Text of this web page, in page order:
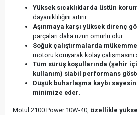
Yüksek sıcaklıklarda üstün
dayanıklılığını artırır.
Aşınmaya karşı yüksek direnç
parçaları daha uzun ömürlü olur.
Soğuk çalıştırmalarda
motoru koruyarak kolay çalışmasını
Tüm sürüş koşullarında (şehir
kullanım) stabil performans
Düşük buharlaşma kaybı
minimize eder.
Motul 2100 Power 10W-40, özellikle